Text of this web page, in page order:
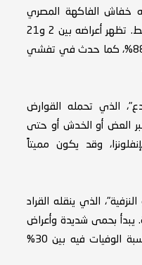
خفاش الفاكهة المصري
الموجود في أفريقيا والشرق الأوسط. تظهر أعراضه بين 2 و21
يوماً، وقد تصل نسبة الوفيات إلى 88%، كما حدث في تفشي
الذي تحمله القوارض
عبر العض أو الخدش أو حتى
وقد يكون مميتاً
الذي ينقله القراد
يبدأ بحمى شديدة وأعراض
نزيف حاد وفشل كلوي، وتتراوح نسبة الوفيات فيه بين 30%